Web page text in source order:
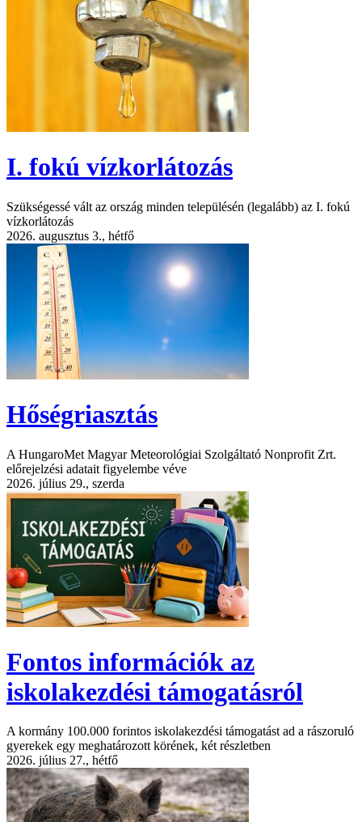
I. fokú vízkorlátozás
Szükségessé vált az ország minden településén (legalább) az I. fokú
vízkorlátozás
2026. augusztus 3., hétfő
Hőségriasztás
A HungaroMet Magyar Meteorológiai Szolgáltató Nonprofit Zrt.
előrejelzési adatait figyelembe véve
2026. július 29., szerda
Fontos információk az
iskolakezdési támogatásról
A kormány 100.000 forintos iskolakezdési támogatást ad a rászoruló
gyerekek egy meghatározott körének, két részletben
2026. július 27., hétfő